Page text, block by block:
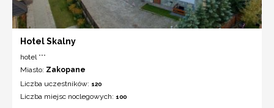
Hotel Skalny
hotel ***
Miasto: Zakopane
Liczba uczestników: 120
Liczba miejsc noclegowych: 100